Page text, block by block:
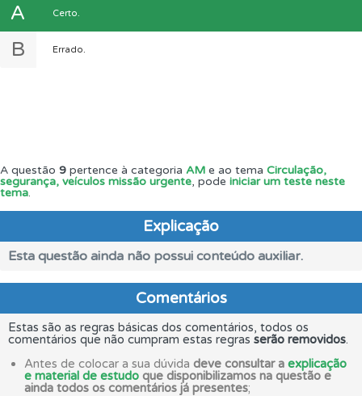
A Certo.
B Errado.
A questão 9 pertence à categoria AM e ao tema Circulação,
segurança, veículos missão urgente, pode iniciar um teste neste
tema.
Explicação
Esta questão ainda não possui conteúdo auxiliar.
Comentários
Estas são as regras básicas dos comentários, todos os
comentários que não cumpram estas regras serão removidos.
Antes de colocar a sua dúvida deve consultar a explicação
e material de estudo que disponibilizamos na questão e
ainda todos os comentários já presentes;